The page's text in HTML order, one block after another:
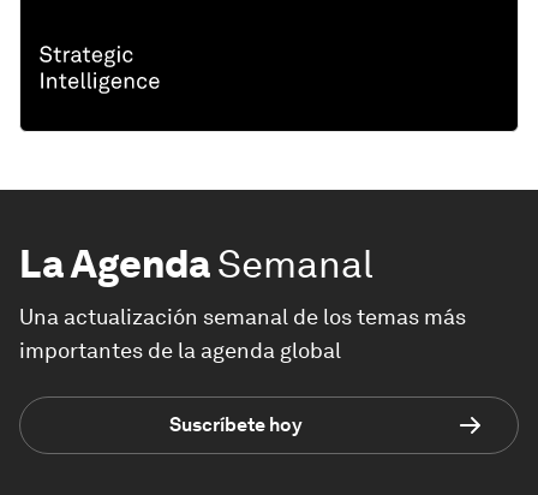
La AgendaSemanal
Una actualización semanal de los temas más
importantes de la agenda global
Suscríbete hoy